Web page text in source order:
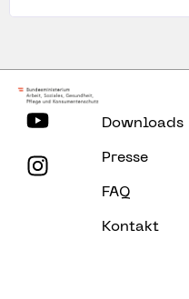
Downloads
Presse
FAQ
Kontakt